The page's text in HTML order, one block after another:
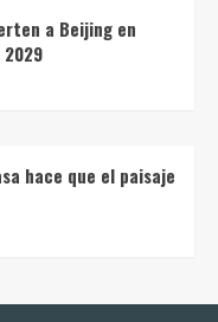
a Beijing en
hace que el paisaje